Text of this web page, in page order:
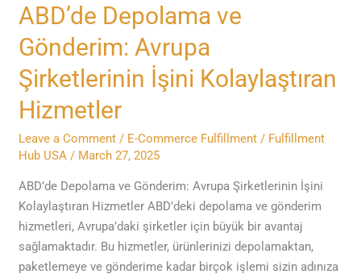
ABD’de Depolama ve
Gönderim: Avrupa
Şirketlerinin İşini Kolaylaştıran
Hizmetler
Leave a Comment / E-Commerce Fulfillment / Fulfillment
Hub USA / March 27, 2025
ABD’de Depolama ve Gönderim: Avrupa Şirketlerinin İşini
Kolaylaştıran Hizmetler ABD’deki depolama ve gönderim
hizmetleri, Avrupa’daki şirketler için büyük bir avantaj
sağlamaktadır. Bu hizmetler, ürünlerinizi depolamaktan,
paketlemeye ve gönderime kadar birçok işlemi sizin adınıza
ABD’de
Depolama
ve
Gönderim:
Avrupa
Şirketlerinin
Kolaylaştıran